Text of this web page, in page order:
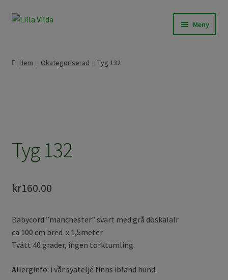
Hoppa
Hoppa
Meny
Övrigt / Info
Hem Okategoriserad Tyg 132
Tyg 132
kr160.00
Babycord ”manchester” svart med grå döskalalr
ca 100 cm bred x 1,5meter
Tvätt 40 grader, ingen torktumling.
Allerginfo: i vår syateljé finns ibland hund.